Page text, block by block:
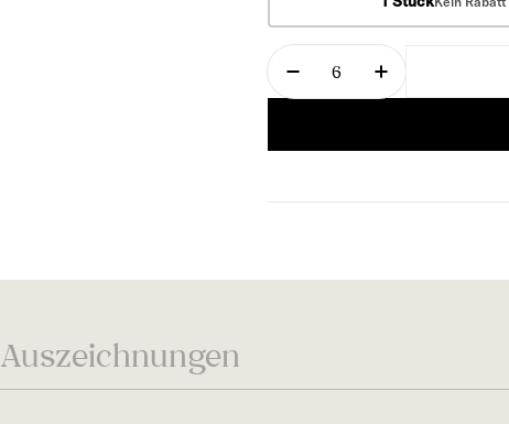
Menge
Menge für Sancerre
Menge für
Auszeichnungen